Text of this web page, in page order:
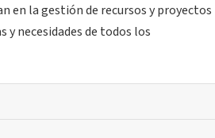
en la gestión de recursos y proyectos
y necesidades de todos los